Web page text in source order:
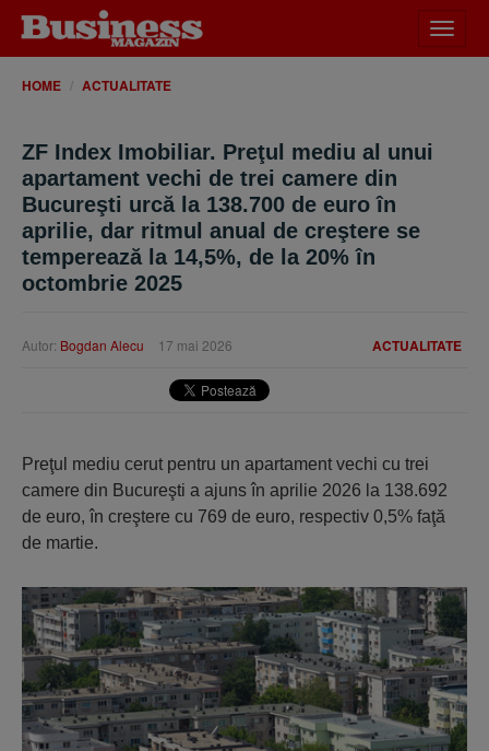
meniu
HOME ACTUALITATE
ZF Index Imobiliar. Preţul mediu al unui
apartament vechi de trei camere din
Bucureşti urcă la 138.700 de euro în
aprilie, dar ritmul anual de creştere se
temperează la 14,5%, de la 20% în
octombrie 2025
ACTUALITATE
Autor: Bogdan Alecu 17 mai 2026
Preţul mediu cerut pentru un apartament vechi cu trei
camere din Bucureşti a ajuns în aprilie 2026 la 138.692
de euro, în creştere cu 769 de euro, respectiv 0,5% faţă
de martie.